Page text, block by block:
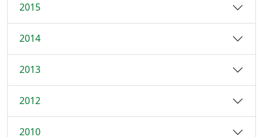
2015
2014
2013
2012
2010